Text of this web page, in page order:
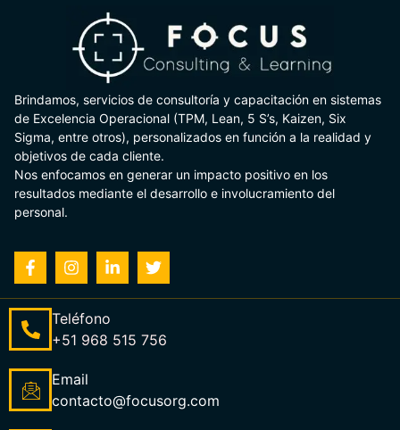
Brindamos, servicios de consultoría y capacitación en sistemas
de Excelencia Operacional (TPM, Lean, 5 S’s, Kaizen, Six
Sigma, entre otros), personalizados en función a la realidad y
objetivos de cada cliente.
Nos enfocamos en generar un impacto positivo en los
resultados mediante el desarrollo e involucramiento del
personal.
Teléfono
+51 968 515 756
Email
contacto@focusorg.com